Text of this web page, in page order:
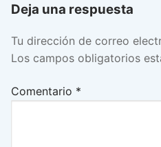
entradas
Deja una respuesta
Tu dirección de correo
Los campos obligatorios
Comentario *